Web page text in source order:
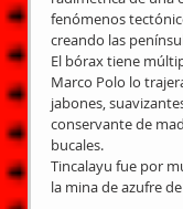
fenómenos
creando las
El bórax tiene
Marco Polo lo
jabones,
conservante de
bucales.
Tincalayu fue por
la mina de azufre